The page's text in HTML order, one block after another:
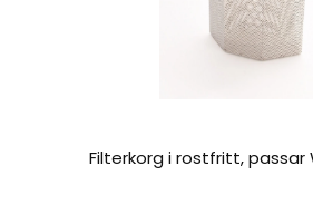
Filterkorg i rostfritt, passar